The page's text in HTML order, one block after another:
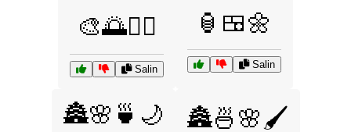
🎨🌅🧘‍♀️
Salin
🏮🍱🌼
Salin
🏯🌸🍵🌙 🏯🍜🌸🖌️